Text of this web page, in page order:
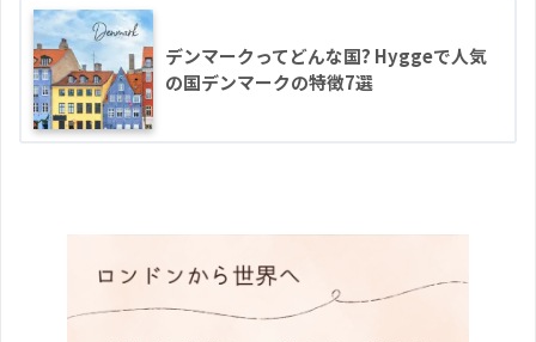
デンマークってどんな国? Hyggeで人気
の国デンマークの特徴7選